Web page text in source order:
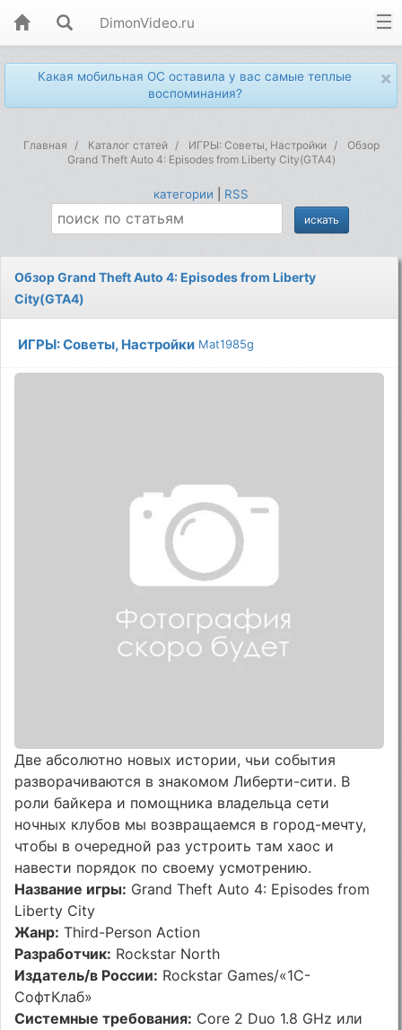
DimonVideo.ru
×
Какая мобильная ОС оставила у вас самые теплые
воспоминания?
Главная Каталог статей ИГРЫ: Советы, Настройки
Обзор
Grand Theft Auto 4: Episodes from Liberty City(GTA4)
категории RSS
Обзор Grand Theft Auto 4: Episodes from Liberty
City(GTA4)
ИГРЫ: Советы, Настройки Mat1985g
Две абсолютно новых истории, чьи события
разворачиваются в знакомом Либерти-сити. В
роли байкера и помощника владельца сети
ночных клубов мы возвращаемся в город-мечту,
чтобы в очередной раз устроить там хаос и
навести порядок по своему усмотрению.
Название игры: Grand Theft Auto 4: Episodes from
Liberty City
Жанр: Third-Person Action
Разработчик: Rockstar North
Издатель/в России: Rockstar Games/«1С-
СофтКлаб»
Системные требования: Core 2 Duo 1.8 GHz или